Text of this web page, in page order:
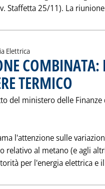
Staffetta 25/11). La
Elettrica
TERMICO
del ministero delle
l'attenzione sulle
relativo al metano (e agli
per l'energia elettrica e il